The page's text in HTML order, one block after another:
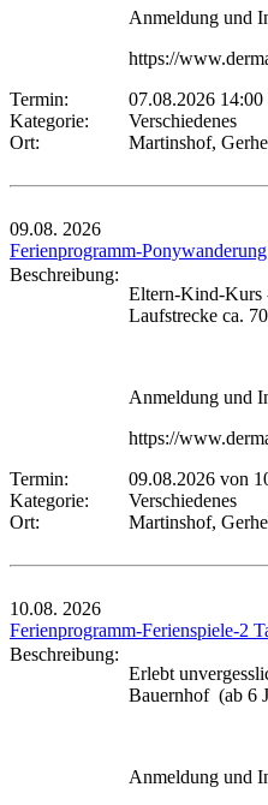
Anmeldung und
https://
Termin:
07.08.2026
Kategorie:
Verschiedenes
Ort:
Martinshof,
09.08. 2026
Ferienprogramm-
Beschreibung:
Eltern-Kind-Kurs
Laufstrecke ca.
Anmeldung und
https://
Termin:
09.08.2026 von
Kategorie:
Verschiedenes
Ort:
Martinshof,
10.08. 2026
Ferienprogramm-Ferienspiele-2
Beschreibung:
Erlebt
Bauernhof (ab 6
Anmeldung und